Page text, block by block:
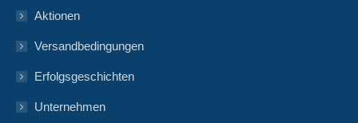
Aktionen
Versandbedingungen
Erfolgsgeschichten
Unternehmen